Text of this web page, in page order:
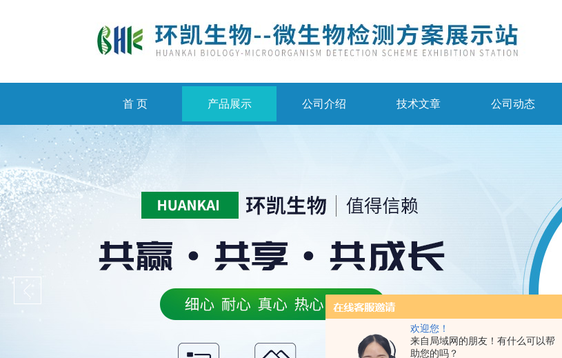
欢迎您！
来自局域网的朋友！有什么可以帮
助您的吗？
首 页 产品展示 公司介绍 技术文章 公司动态